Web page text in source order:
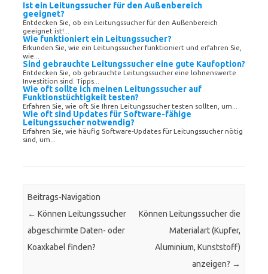
Ist ein Leitungssucher für den Außenbereich
geeignet?
Entdecken Sie, ob ein Leitungssucher für den Außenbereich
geeignet ist!...
Wie funktioniert ein Leitungssucher?
Erkunden Sie, wie ein Leitungssucher funktioniert und erfahren Sie,
wie...
Sind gebrauchte Leitungssucher eine gute Kaufoption?
Entdecken Sie, ob gebrauchte Leitungssucher eine lohnenswerte
Investition sind. Tipps...
Wie oft sollte ich meinen Leitungssucher auf
Funktionstüchtigkeit testen?
Erfahren Sie, wie oft Sie Ihren Leitungssucher testen sollten, um...
Wie oft sind Updates für Software-fähige
Leitungssucher notwendig?
Erfahren Sie, wie häufig Software-Updates für Leitungssucher nötig
sind, um...
Beitrags-Navigation
← Können Leitungssucher
abgeschirmte Daten- oder
Koaxkabel finden?
Können Leitungssucher die
Materialart (Kupfer,
Aluminium, Kunststoff)
anzeigen? →